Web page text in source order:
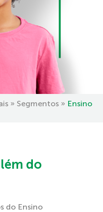
» Segmentos » Ensino
do
do Ensino